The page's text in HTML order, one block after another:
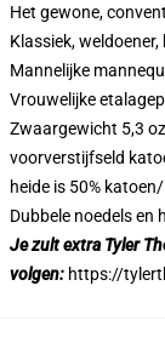
Het gewone,
Klassiek,
Mannelijke
Vrouwelijke
Zwaargewicht 5,3
voorverstijfseld
heide is 50%
Dubbele noedels en
Je zult extra Tyler
volgen: https://